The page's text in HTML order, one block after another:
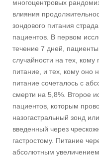
многоцентровых
влияния
зондового питания
пациентов. В первом
течение 7 дней,
случайности на тех,
питание, и тех, кому оно
питание сочеталось с
смерти на 5,8%. Второе
пациентов, которым
назогастральный зонд
введенный через
гастростому. Питание
абсолютным